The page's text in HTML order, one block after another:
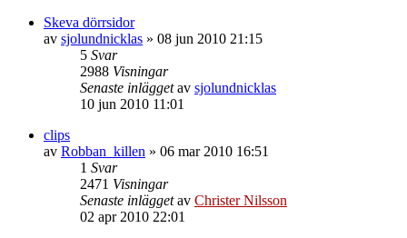
Skeva dörrsidor
av sjolundnicklas » 08 jun 2010 21:15
5 Svar
2988 Visningar
Senaste inläggetav sjolundnicklas
10 jun 2010 11:01
clips
av Robban_killen » 06 mar 2010 16:51
1 Svar
2471 Visningar
Senaste inläggetav Christer Nilsson
02 apr 2010 22:01